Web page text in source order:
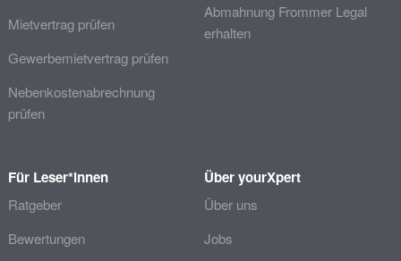
Mietvertrag prüfen
Gewerbemietvertrag prüfen
Nebenkostenabrechnung
prüfen
Abmahnung Frommer Legal
erhalten
Für Leser*innen
Ratgeber
Bewertungen
Über yourXpert
Über uns
Jobs